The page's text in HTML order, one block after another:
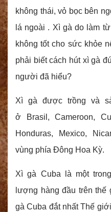
không thái, vỏ bọc bên
lá ngoài . Xì gà do làm
không tốt cho sức khỏe
phải biết cách hút xì gà
người đã hiểu?
Xì gà được trồng và
ở Brasil, Cameroon,
Honduras, Mexico,
vùng phía Đông Hoa Kỳ.
Xì gà Cuba là một
lượng hàng đầu trên
gà Cuba đắt nhất Thế